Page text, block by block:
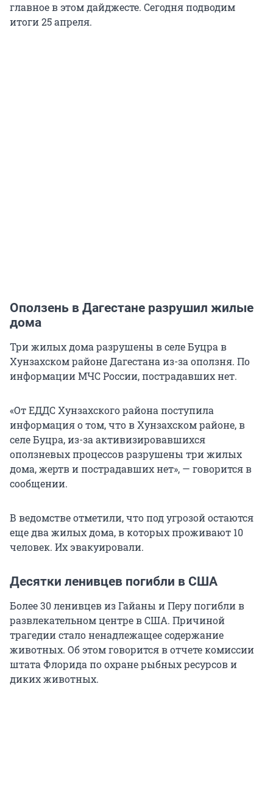
главное в этом дайджесте. Сегодня подводим
итоги 25 апреля.
Оползень в Дагестане разрушил жилые
дома
Три жилых дома разрушены в селе Буцра в
Хунзахском районе Дагестана из-за оползня. По
информации МЧС России, пострадавших нет.
«От ЕДДС Хунзахского района поступила
информация о том, что в Хунзахском районе, в
селе Буцра, из-за активизировавшихся
оползневых процессов разрушены три жилых
дома, жертв и пострадавших нет», — говорится в
сообщении.
В ведомстве отметили, что под угрозой остаются
еще два жилых дома, в которых проживают 10
человек. Их эвакуировали.
Десятки ленивцев погибли в США
Более 30 ленивцев из Гайаны и Перу погибли в
развлекательном центре в США. Причиной
трагедии стало ненадлежащее содержание
животных. Об этом говорится в отчете комиссии
штата Флорида по охране рыбных ресурсов и
диких животных.